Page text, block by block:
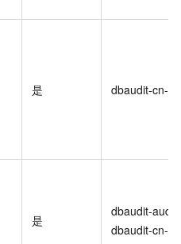
是 dbaudit-cn-
是
dbaudit-audit-
dbaudit-cn-